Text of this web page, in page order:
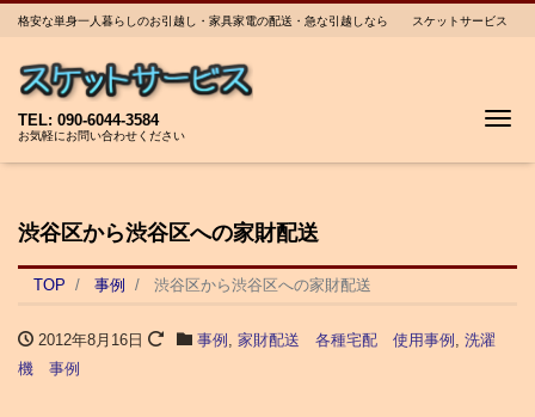
格安な単身一人暮らしのお引越し・家具家電の配送・急な引越しなら スケットサービス
TEL: 090-6044-3584
お気軽にお問い合わせください
渋谷区から渋谷区への家財配送
TOP 事例 渋谷区から渋谷区への家財配送
2012年8月16日 事例 家財配送 各種宅配 使用事例 洗濯
機 事例